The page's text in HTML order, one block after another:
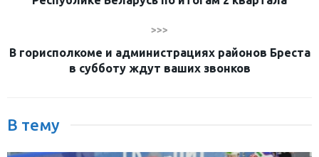
>>>
В горисполкоме и администрациях районов Бреста
в субботу ждут ваших звонков
В тему